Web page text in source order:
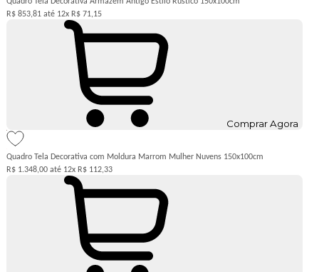
R$ 853,81
12x R$ 71,15
Comprar Agora
Quadro Tela Decorativa com Moldura Marrom Mulher Nuvens 150x100cm
R$ 1.348,00
12x R$ 112,33